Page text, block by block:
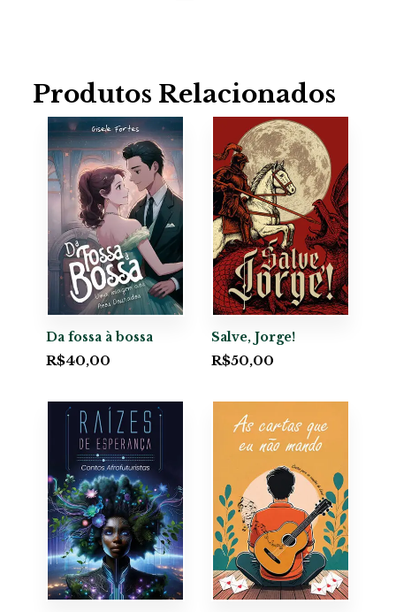
Produtos Relacionados
Da fossa à bossa
R$40,00
Salve, Jorge!
R$50,00